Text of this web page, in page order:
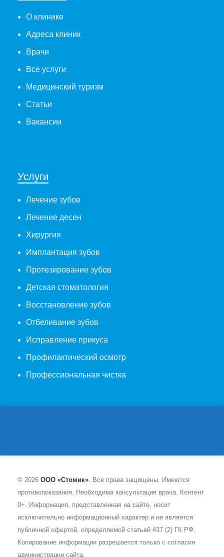
О клинике
Адреса клиник
Врачи
Все услуги
Медицинский туризм
Статьи
Вакансии
Услуги
Лечение зубов
Лечение десен
Хирургия
Имплантация зубов
Протезирование зубов
Детская стоматология
Восстановление зубов
Отбеливание зубов
Исправление прикуса
Профилактический осмотр
Профессиональная чистка
© 2026 ООО «Стомик». Все права защищены. Имеются
противопоказания. Необходима консультация врача. Контент
0+. Информация, представленная на сайте, носит
исключительно информационный характер и не является
публичной офертой, определяемой статьей 437 (2) ГК РФ.
Копирование информации разрешается только с согласия
администрации сайта.